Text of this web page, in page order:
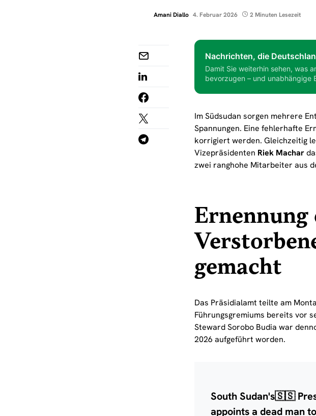
Amani Diallo 4. Februar 2026 2 Minuten Lesezeit
Nachrichten, die
Damit Sie weiterhin sehen, was
bevorzugen – und unabhängige
Im Südsudan sorgen mehrere
Spannungen. Eine fehlerhafte
korrigiert werden. Gleichzeitig
Vizepräsidenten Riek Machar
zwei ranghohe Mitarbeiter aus
Ernennung
gemacht
Das Präsidialamt teilte am
Führungsgremiums bereits vor
Steward Sorobo Budia war
2026 aufgeführt worden.
South Sudan's🇸🇸
appoints a dead man